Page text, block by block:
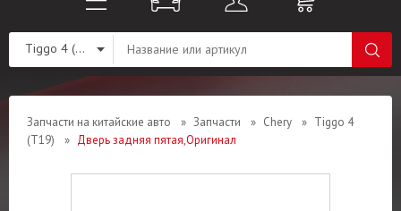
Tiggo 4 (T19)
Запчасти на китайские авто » Запчасти » Chery » Tiggo 4
(T19)
» Дверь задняя пятая,Оригинал